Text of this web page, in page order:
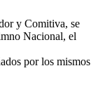
y Comitiva, se
Nacional, el
por los mismos